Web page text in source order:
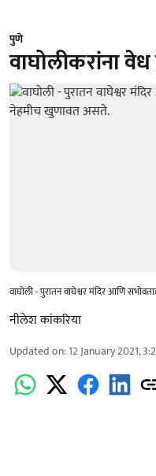
पुणे
वाघोलीकरांना
वाघोली - पुरातन वाघेश्वर मंदिर आणि
नीलेश कांकरिया
Updated on:12 January 2021,